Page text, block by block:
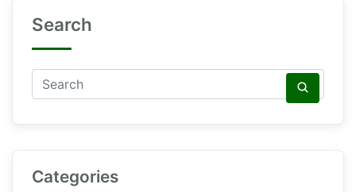
Search
Categories